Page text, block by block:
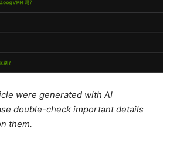
were generated with AI
double-check important details
them.